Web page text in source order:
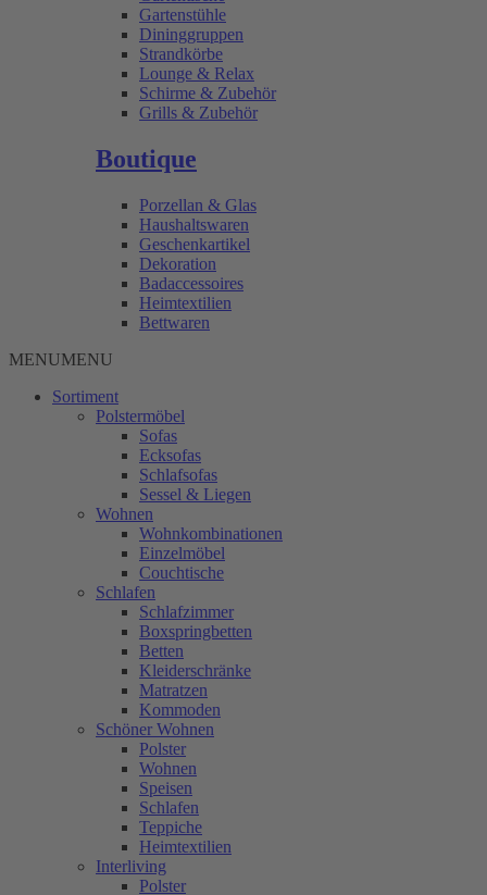
Gartenstühle
Dininggruppen
Strandkörbe
Lounge & Relax
Schirme & Zubehör
Grills & Zubehör
Boutique
Porzellan & Glas
Haushaltswaren
Geschenkartikel
Dekoration
Badaccessoires
Heimtextilien
Bettwaren
MENUMENU
Sortiment
Polstermöbel
Sofas
Ecksofas
Schlafsofas
Sessel & Liegen
Wohnen
Wohnkombinationen
Einzelmöbel
Couchtische
Schlafen
Schlafzimmer
Boxspringbetten
Betten
Kleiderschränke
Matratzen
Kommoden
Schöner Wohnen
Polster
Wohnen
Speisen
Schlafen
Teppiche
Heimtextilien
Interliving
Polster